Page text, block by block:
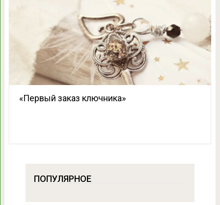
«Первый заказ ключника»
ПОПУЛЯРНОЕ